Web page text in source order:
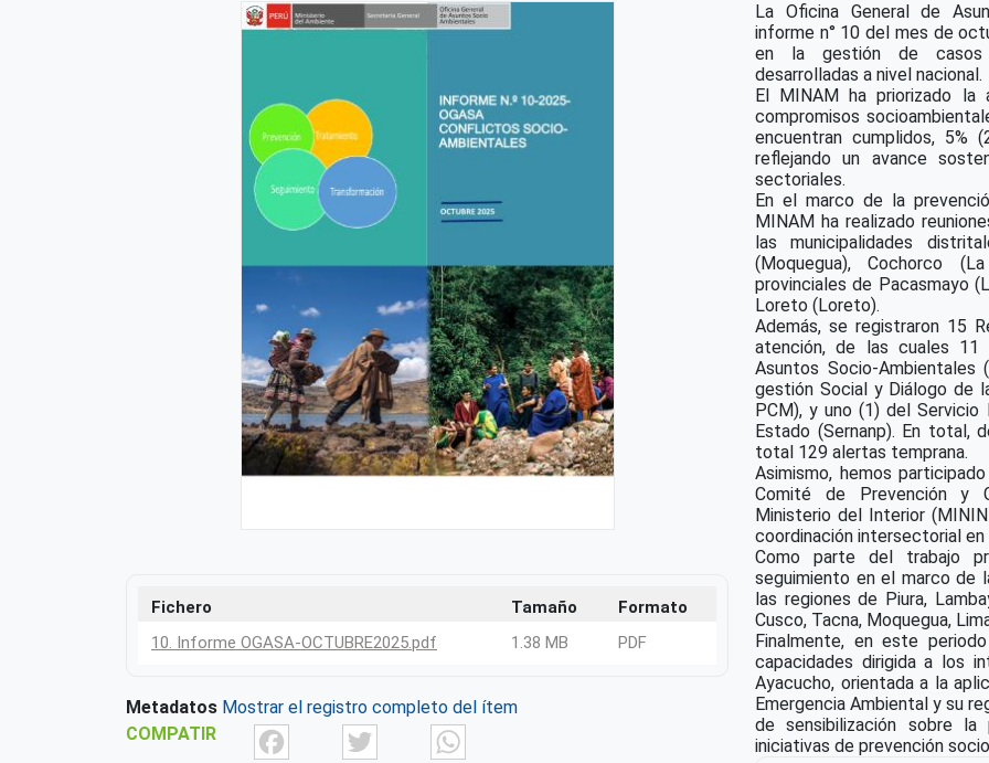
Fichero Tamaño
Formato
10. Informe OGASA-OCTUBRE2025.pdf
1.38 MB PDF
Metadatos Mostrar el registro completo del ítem
COMPATIR
FacebookTwitter
La Oficina General de
informe n° 10 del mes de
en la gestión de casos
desarrolladas a nivel nacional.
El MINAM ha priorizado
compromisos
encuentran cumplidos, 5%
reflejando un avance
sectoriales.
En el marco de la
MINAM ha realizado
las municipalidades
(Moquegua), Cochorco
provinciales de Pacasmayo
Loreto (Loreto).
Además, se registraron 15
atención, de las cuales 11
Asuntos Socio-Ambientales
gestión Social y Diálogo de
PCM), y uno (1) del
Estado (Sernanp). En total,
total 129 alertas temprana.
Asimismo, hemos
Comité de Prevención y
Ministerio del Interior
coordinación intersectorial
Como parte del trabajo
seguimiento en el marco de
las regiones de Piura,
Cusco, Tacna, Moquegua,
Finalmente, en este
capacidades dirigida a los
Ayacucho, orientada a la
Emergencia Ambiental y su
de sensibilización sobre
iniciativas de prevención